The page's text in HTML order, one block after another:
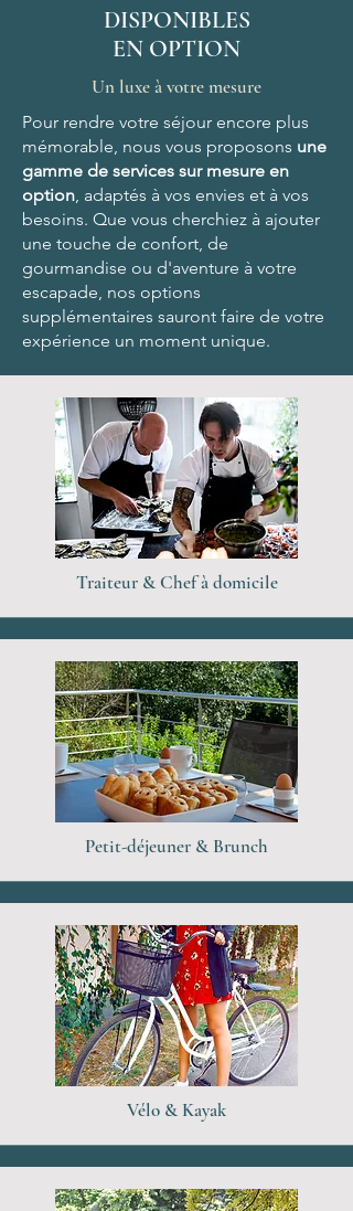
DISPONIBLES
EN OPTION
Un luxe à votre mesure
Pour rendre votre séjour encore plus
mémorable, nous vous proposons une
gamme de services sur mesure en
option, adaptés à vos envies et à vos
besoins. Que vous cherchiez à ajouter
une touche de confort, de
gourmandise ou d'aventure à votre
escapade, nos options
supplémentaires sauront faire de votre
expérience un moment unique.
Traiteur & Chef à domicile
Petit-déjeuner & Brunch
Vélo & Kayak